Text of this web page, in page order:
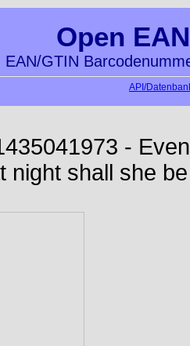
Open
EAN/GTIN
API/
-
night shall she